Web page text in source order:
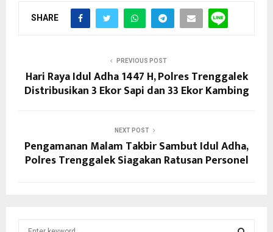
SHARE
PREVIOUS POST
Hari Raya Idul Adha 1447 H, Polres Trenggalek
Distribusikan 3 Ekor Sapi dan 33 Ekor Kambing
NEXT POST
Pengamanan Malam Takbir Sambut Idul Adha,
Polres Trenggalek Siagakan Ratusan Personel